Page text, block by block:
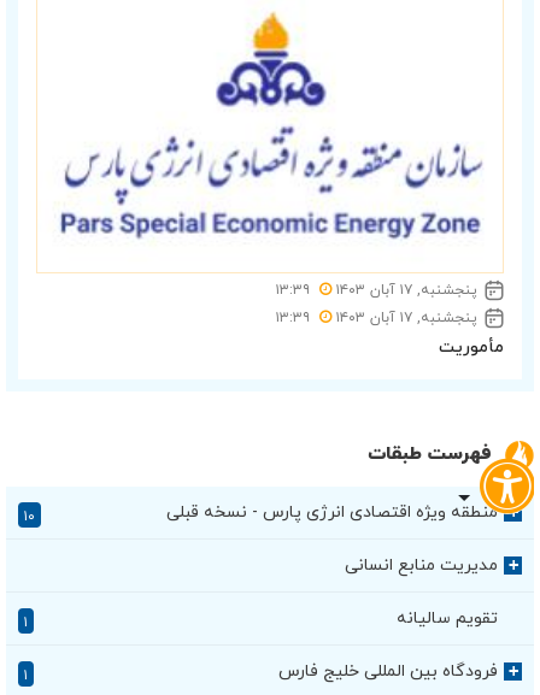
پنجشنبه, ۱۷ آبان ۱۴۰۳
۱۳:۳۹
پنجشنبه, ۱۷ آبان ۱۴۰۳
۱۳:۳۹
مأموریت
فهرست طبقات
+ منطقه ویژه اقتصادی انرژی پارس - نسخه قبلی ۱۰
+ مدیریت منابع انسانی
تقویم سالیانه
+ فرودگاه بین المللی خلیج فارس